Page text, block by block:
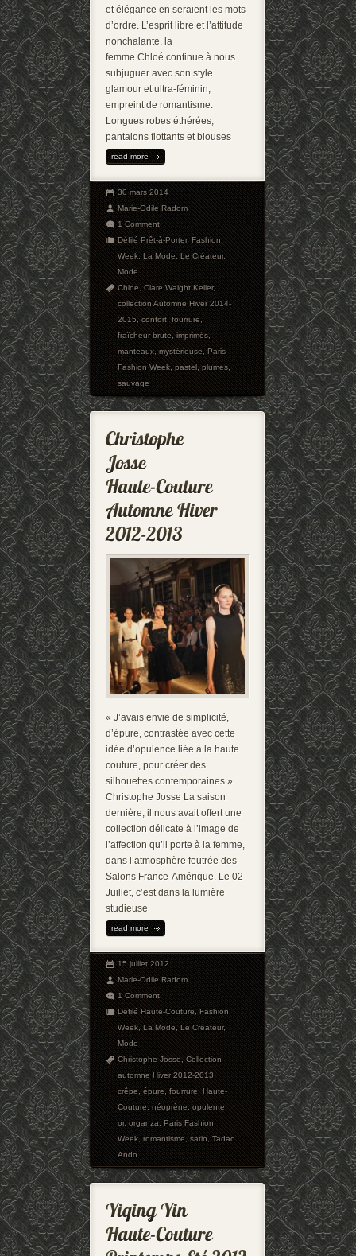
et élégance en seraient les mots
d’ordre. L’esprit libre et l’attitude
nonchalante, la
femme Chloé continue à nous
subjuguer avec son style
glamour et ultra-féminin,
empreint de romantisme.
Longues robes éthérées,
pantalons flottants et blouses
read more
30 mars 2014
Marie-Odile Radom
1 Comment
Défilé Prêt-à-Porter,Fashion
Week,La Mode,Le Créateur,
Mode
Chloe,Clare Waight Keller,
collection Automne Hiver 2014-
2015,confort,fourrure,
fraîcheur brute,imprimés,
manteaux,mystérieuse,Paris
Fashion Week,pastel,plumes,
sauvage
« J’avais envie de simplicité,
d’épure, contrastée avec cette
idée d’opulence liée à la haute
couture, pour créer des
silhouettes contemporaines »
Christophe Josse La saison
dernière, il nous avait offert une
collection délicate à l’image de
l’affection qu’il porte à la femme,
dans l’atmosphère feutrée des
Salons France-Amérique. Le 02
Juillet, c’est dans la lumière
studieuse
read more
15 juillet 2012
Marie-Odile Radom
1 Comment
Défilé Haute-Couture,Fashion
Week,La Mode,Le Créateur,
Mode
Christophe Josse,Collection
automne Hiver 2012-2013,
crêpe,épure,fourrure,Haute-
Couture,néoprène,opulente,
or,organza,Paris Fashion
Week,romantisme,satin,Tadao
Ando